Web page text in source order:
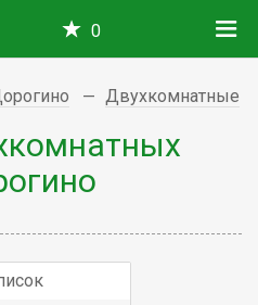
0
Двухкомнатные